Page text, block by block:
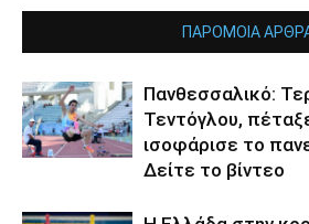
ΠΑΡΟΜΟΙΑ
Πανθεσσαλικό:
Τεντόγλου,
ισοφάρισε το
Δείτε το βίντεο